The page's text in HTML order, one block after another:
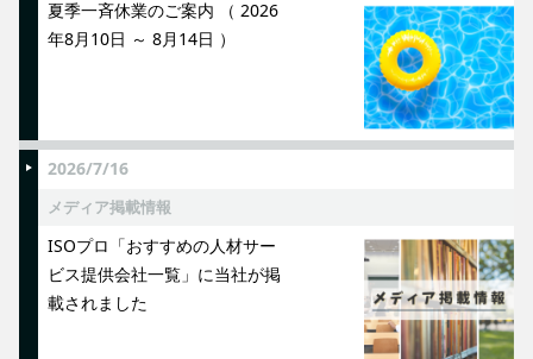
夏季一斉休業のご案内 （ 2026
年8月10日 ～ 8月14日 ）
2026/7/16
メディア掲載情報
ISOプロ「おすすめの人材サー
ビス提供会社一覧」に当社が掲
載されました